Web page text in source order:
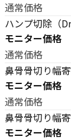
通常価格
ハンプ切除（Dr
モニター価格
通常価格
鼻骨骨切り幅
モニター価格
通常価格
鼻骨骨切り幅
モニター価格